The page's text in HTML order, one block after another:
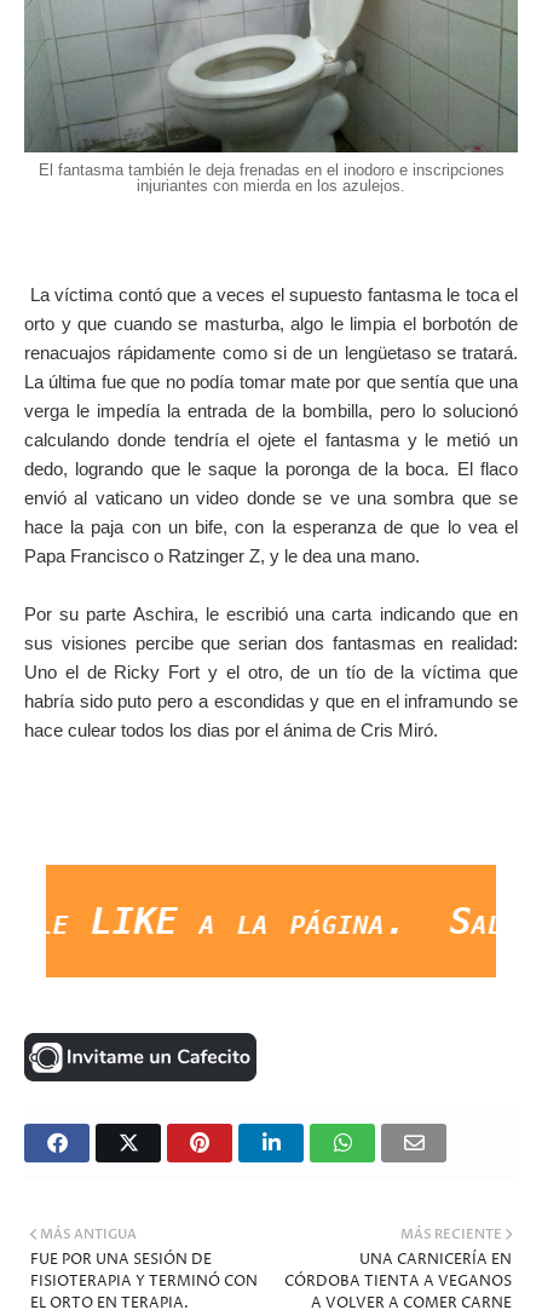
El fantasma también le deja frenadas en el inodoro e inscripciones
injuriantes con mierda en los azulejos.
La víctima contó que a veces el supuesto fantasma le toca el
orto y que cuando se masturba, algo le limpia el borbotón de
renacuajos rápidamente como si de un lengüetaso se tratará.
La última fue que no podía tomar mate por que sentía que una
verga le impedía la entrada de la bombilla, pero lo solucionó
calculando donde tendría el ojete el fantasma y le metió un
dedo, logrando que le saque la poronga de la boca. El flaco
envió al vaticano un video donde se ve una sombra que se
hace la paja con un bife, con la esperanza de que lo vea el
Papa Francisco o Ratzinger Z, y le dea una mano.
Por su parte Aschira, le escribió una carta indicando que en
sus visiones percibe que serian dos fantasmas en realidad:
Uno el de Ricky Fort y el otro, de un tío de la víctima que
habría sido puto pero a escondidas y que en el inframundo se
hace culear todos los dias por el ánima de Cris Miró.
a la página. Saludos Y
MÁS RECIENTE
UNA CARNICERÍA EN
CÓRDOBA TIENTA A VEGANOS
A VOLVER A COMER CARNE
MÁS ANTIGUA
FUE POR UNA SESIÓN DE
FISIOTERAPIA Y TERMINÓ CON
EL ORTO EN TERAPIA.